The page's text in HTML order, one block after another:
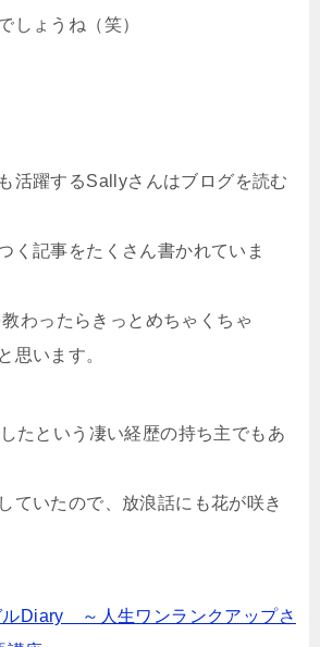
しょうね（笑）
活躍するSallyさんはブログを読む
く記事をたくさん書かれていま
わったらきっとめちゃくちゃ
思います。
たという凄い経歴の持ち主でもあ
ていたので、放浪話にも花が咲き
Diary ～人生ワンランクアップさ